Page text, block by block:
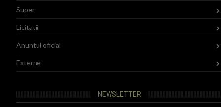
Super
Licitatii
Anuntul oficial
Externe
NEWSLETTER